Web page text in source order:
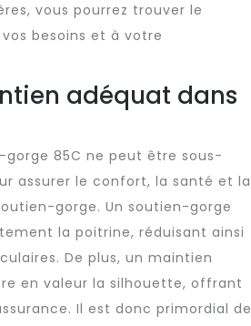
vous pourrez trouver le
besoins et à votre
adéquat dans
85C ne peut être sous-
assurer le confort, la santé et la
gorge. Un soutien-gorge
la poitrine, réduisant ainsi
De plus, un maintien
en valeur la silhouette, offrant
Il est donc primordial de